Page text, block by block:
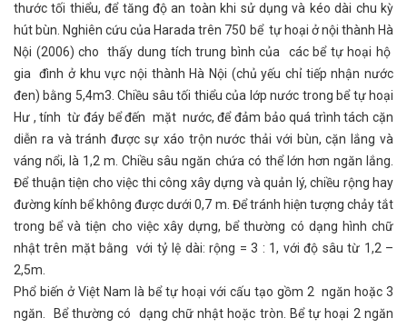
thước tối thiểu, để tăng độ an toàn khi sử dụng và kéo dài chu kỳ
hút bùn. Nghiên cứu của Harada trên 750 bể tự hoại ở nội thành Hà
Nội (2006) cho thấy dung tích trung bình của các bể tự hoại hộ
gia đình ở khu vực nội thành Hà Nội (chủ yếu chỉ tiếp nhận nước
đen) bằng 5,4m3. Chiều sâu tối thiểu của lớp nước trong bể tự hoại
Hư , tính từ đáy bể đến mặt nước, để đảm bảo quá trình tách cặn
diễn ra và tránh được sự xáo trộn nước thải với bùn, cặn lắng và
váng nổi, là 1,2 m. Chiều sâu ngăn chứa có thể lớn hơn ngăn lắng.
Để thuận tiện cho việc thi công xây dựng và quản lý, chiều rộng hay
đường kính bể không được dưới 0,7 m. Để tránh hiện tượng chảy tắt
trong bể và tiện cho việc xây dựng, bể thường có dạng hình chữ
nhật trên mặt bằng với tỷ lệ dài: rộng = 3 : 1, với độ sâu từ 1,2 –
2,5m.
Phổ biến ở Việt Nam là bể tự hoại với cấu tạo gồm 2 ngăn hoặc 3
ngăn. Bể thường có dạng chữ nhật hoặc tròn. Bể tự hoại 2 ngăn